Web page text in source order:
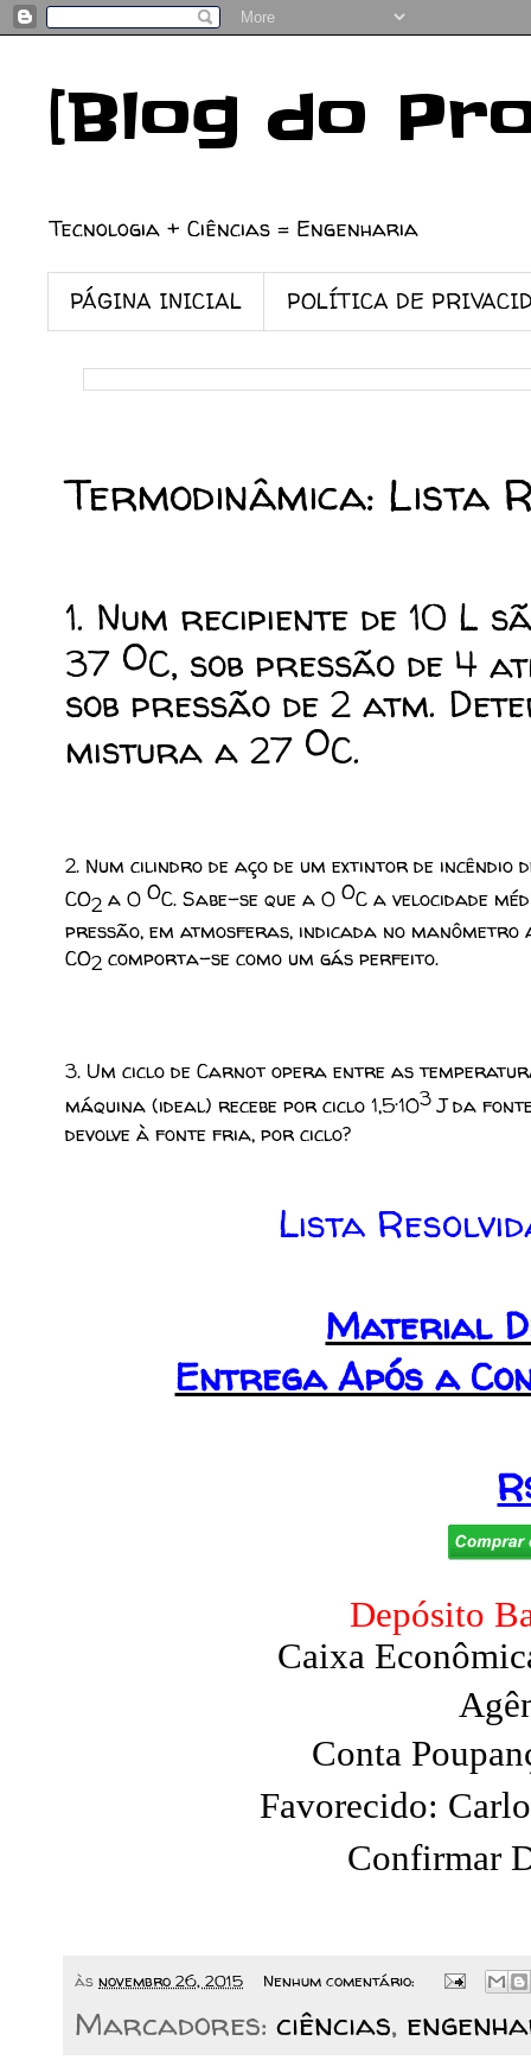
[Blog do
Tecnologia + Ciências = Engenharia
PÁGINA INICIAL POLÍTICA DE
Termodinâmica: Lista
1. Num recipiente de 10 L
37 OC, sob pressão de 4
sob pressão de 2 atm.
mistura a 27 OC.
2. Num cilindro de aço de um extintor de
CO2 a 0 OC. Sabe-se que a 0 OC a velocidade
pressão, em atmosferas, indicada no
CO2 comporta-se como um gás perfeito.
3. Um ciclo de Carnot opera entre as
máquina (ideal) recebe por ciclo 1,5.103 J da
devolve à fonte fria, por ciclo?
Lista
Material
Entrega Após a
Depósito
Caixa
Conta
Favorecido:
Confirmar
às novembro 26, 2015 Nenhum comentário:
Marcadores: ciências,